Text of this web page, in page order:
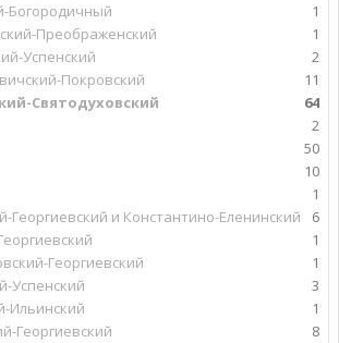
Богородичный
1
Преображенский
1
Успенский
2
Покровский
11
Святодуховский
64
2
50
10
1
Георгиевский и Константино-Еленинский
6
1
Георгиевский
1
Успенский
3
Ильинский
1
Георгиевский
8